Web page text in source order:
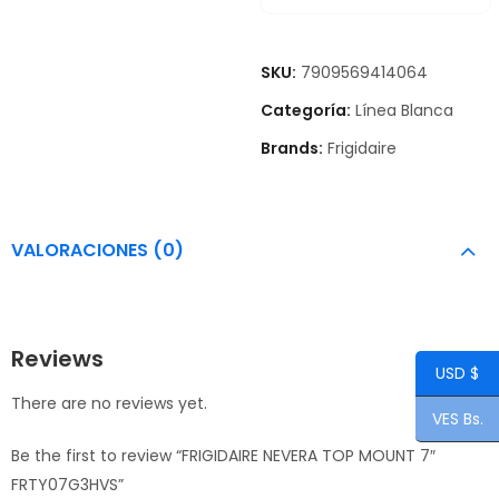
SKU: 7909569414064
Categoría: Línea Blanca
Brands: Frigidaire
VALORACIONES (0)
Reviews
There are no reviews yet.
Be the first to review “FRIGIDAIRE NEVERA TOP MOUNT 7″
FRTY07G3HVS”
USD $
VES Bs.